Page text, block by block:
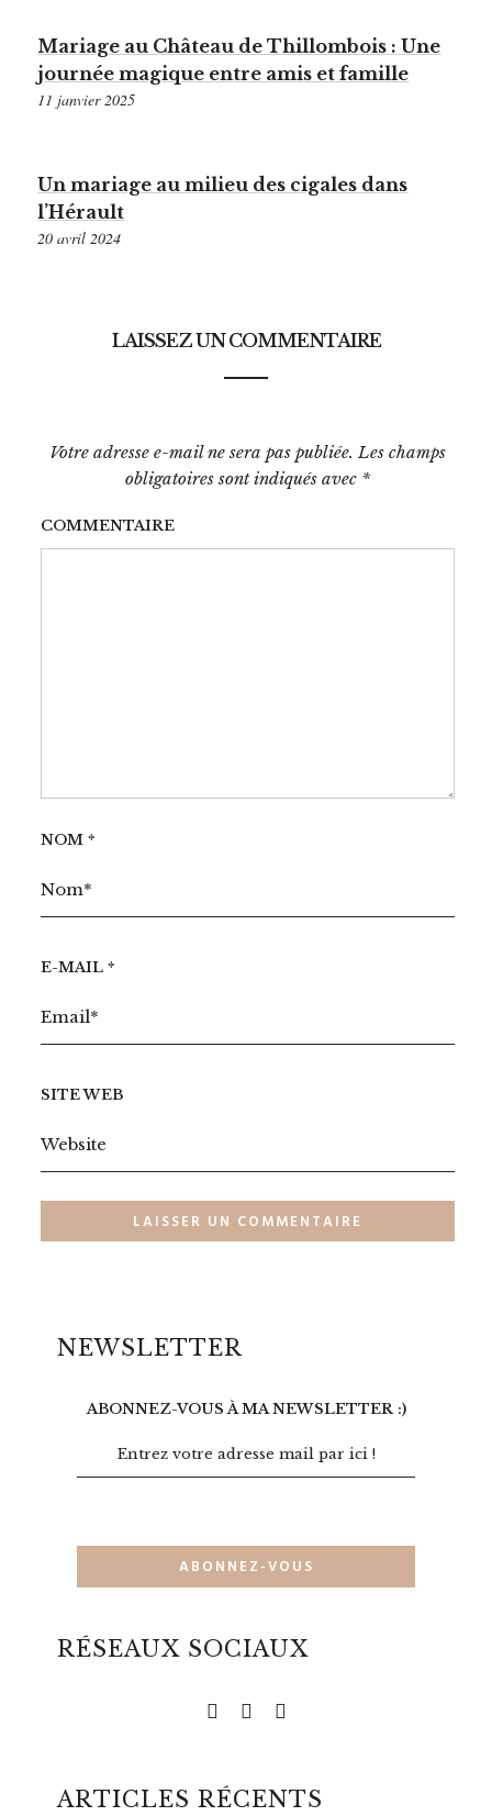
Mariage au Château de Thillombois : Une
journée magique entre amis et famille
11 janvier 2025
Un mariage au milieu des cigales dans
l’Hérault
20 avril 2024
LAISSEZ UN COMMENTAIRE
Votre adresse e-mail ne sera pas publiée. Les champs
obligatoires sont indiqués avec *
COMMENTAIRE
NOM*
E-MAIL*
SITE WEB
NEWSLETTER
ABONNEZ-VOUS À MA NEWSLETTER :)
RÉSEAUX SOCIAUX
ARTICLES RÉCENTS